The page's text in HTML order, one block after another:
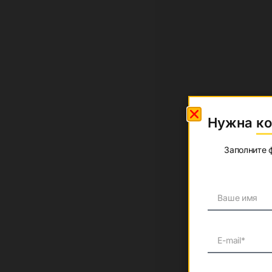
Потрібна
Заповніть
Нужна